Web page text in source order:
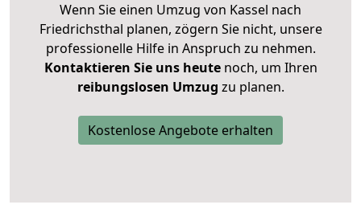
Wenn Sie einen Umzug von Kassel nach
Friedrichsthal planen, zögern Sie nicht, unsere
professionelle Hilfe in Anspruch zu nehmen.
Kontaktieren Sie uns heutenoch, um Ihren
reibungslosen Umzug zu planen.
Kostenlose Angebote erhalten